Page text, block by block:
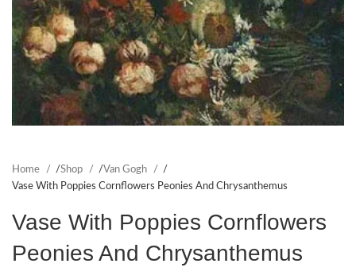
Home Shop
Van Gogh
Vase With Poppies Cornflowers Peonies And Chrysanthemus
Vase With Poppies Cornflowers
Peonies And Chrysanthemus